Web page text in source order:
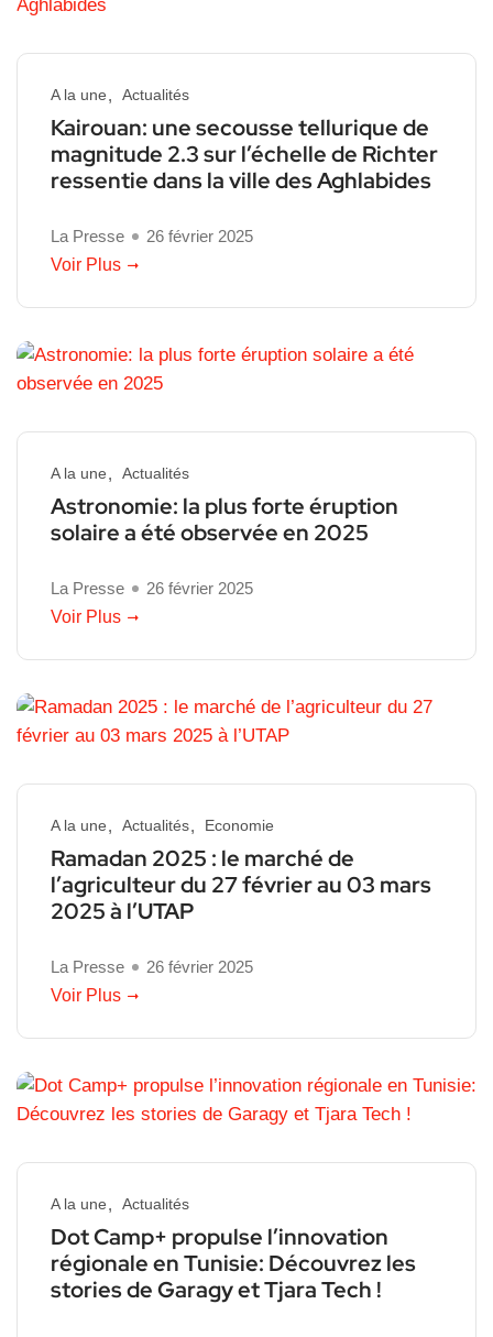
A la une Actualités
Kairouan: une secousse tellurique de
magnitude 2.3 sur l’échelle de Richter
ressentie dans la ville des Aghlabides
La Presse
26 février 2025
Voir Plus
A la une Actualités
Astronomie: la plus forte éruption
solaire a été observée en 2025
La Presse
26 février 2025
Voir Plus
A la une Actualités Economie
Ramadan 2025 : le marché de
l’agriculteur du 27 février au 03 mars
2025 à l’UTAP
La Presse
26 février 2025
Voir Plus
A la une Actualités
Dot Camp+ propulse l’innovation
régionale en Tunisie: Découvrez les
stories de Garagy et Tjara Tech !